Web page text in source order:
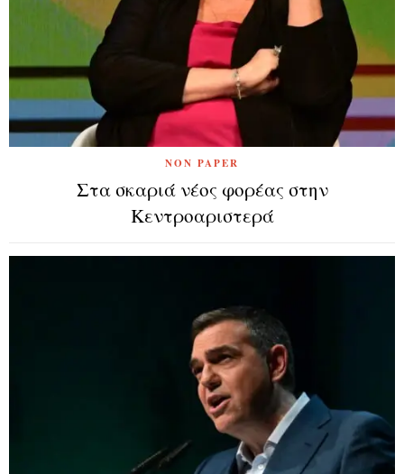
NON PAPER
Στα σκαριά νέος φορέας στην
Κεντροαριστερά